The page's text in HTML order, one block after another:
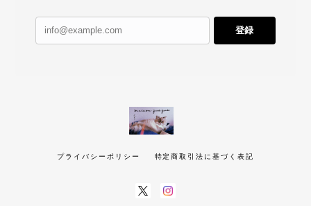
登録
プライバシーポリシー 特定商取引法に基づく表記